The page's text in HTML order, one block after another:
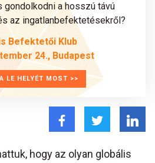
gondolkodni a hosszú távú
az ingatlanbefektetésekről?
Befektetői Klub
24., Budapest
LE HELYÉT MOST >>
hogy az olyan globális